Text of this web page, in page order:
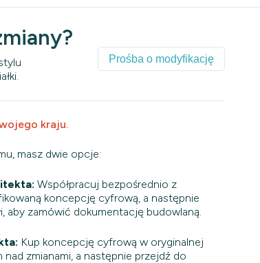
Prośba o modyfikację
kraju.
masz dwie opcje:
Współpracuj bezpośrednio z
koncepcję cyfrową, a następnie
aby zamówić dokumentację budowlaną.
Kup koncepcję cyfrową w oryginalnej
zmianami, a następnie przejdź do